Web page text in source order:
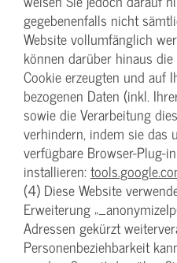
gegebenenfalls nicht
Website vollumfänglich
können darüber hinaus
Cookie erzeugten und auf
bezogenen Daten (inkl.
sowie die Verarbeitung
verhindern, indem sie das
verfügbare Browser-Plug-
installieren:
(4) Diese Website
Erweiterung
Adressen gekürzt
Personenbeziehbarkeit